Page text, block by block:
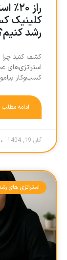
راز
کلینیک
رشد
استراتژی‌های
کسب‌وکار
ادامه مطلب
آبان 19, 1404
استراتژی های